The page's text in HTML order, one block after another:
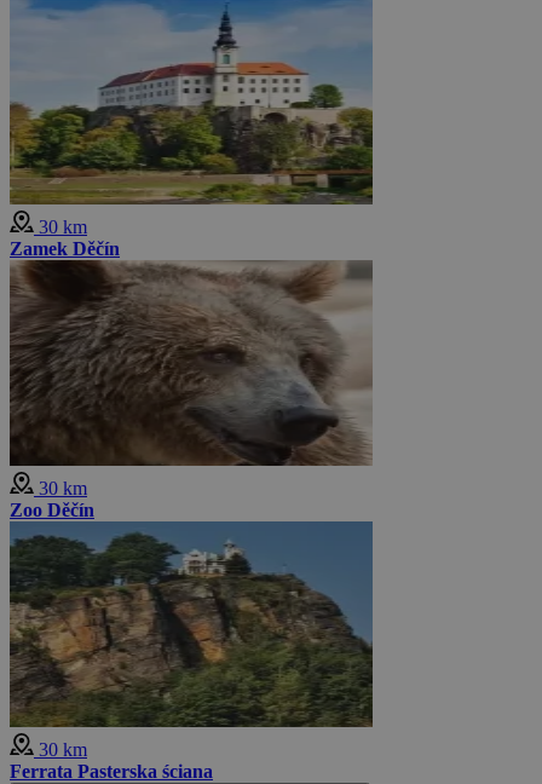
30 km
Zamek Děčín
30 km
Zoo Děčín
30 km
Ferrata Pasterska ściana